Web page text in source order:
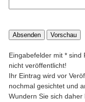
Eingabefelder mit * sind
nicht veröffentlicht!
Ihr Eintrag wird vor
nochmal gesichtet und
Wundern Sie sich